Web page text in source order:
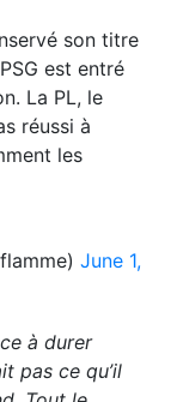
son titre
est entré
La PL, le
réussi à
les
June 1,
à durer
pas ce qu’il